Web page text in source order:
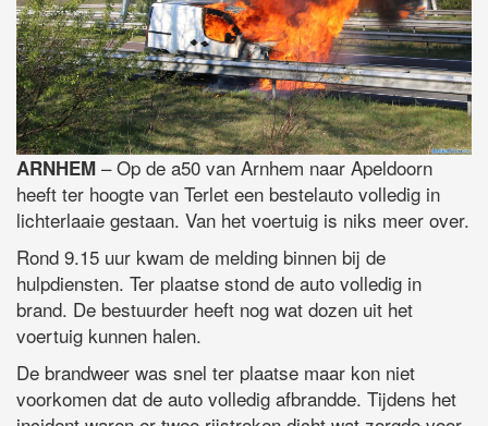
ARNHEM – Op de a50 van Arnhem naar Apeldoorn
heeft ter hoogte van Terlet een bestelauto volledig in
lichterlaaie gestaan. Van het voertuig is niks meer over.
Rond 9.15 uur kwam de melding binnen bij de
hulpdiensten. Ter plaatse stond de auto volledig in
brand. De bestuurder heeft nog wat dozen uit het
voertuig kunnen halen.
De brandweer was snel ter plaatse maar kon niet
voorkomen dat de auto volledig afbrandde. Tijdens het